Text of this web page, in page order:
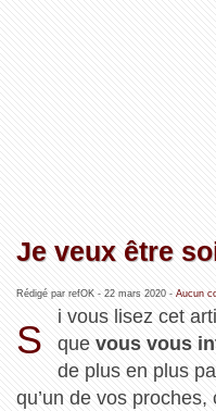
Je veux être
Rédigé par refOK - 22 mars 2020- Aucun
S
i vous lisez cet
quevous vous
de plus en plus
qu’un de vos